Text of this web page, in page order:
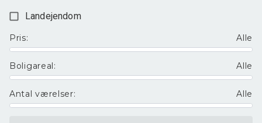
Landejendom
Pris: Alle
Boligareal: Alle
Antal værelser: Alle